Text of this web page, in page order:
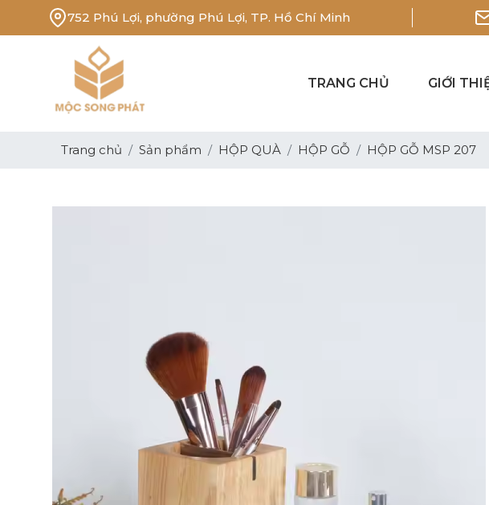
752 Phú Lợi, phường Phú Lợi, TP. Hồ Chí Minh
TRANG CHỦ GIỚI
Trang chủ Sản phẩm HỘP QUÀ HỘP GỖ HỘP GỖ MSP 207